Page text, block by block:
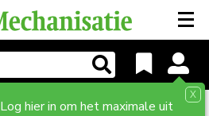
Log hier in om het maximale uit
X